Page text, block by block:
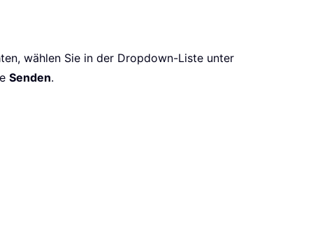
wählen Sie in der Dropdown-Liste unter
Senden.